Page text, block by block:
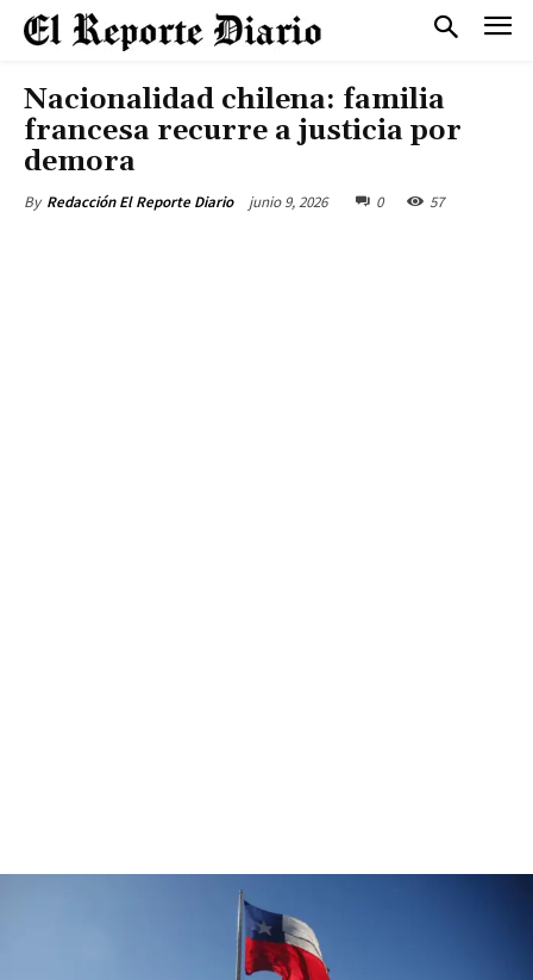
Nacionalidad chilena: familia
francesa recurre a justicia por
demora
By Redacción El Reporte Diario junio 9, 2026 0 57